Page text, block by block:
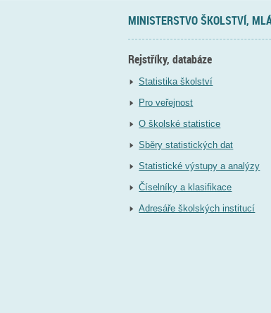
MINISTERSTVO ŠKOLSTVÍ,
Rejstříky, databáze
Statistika školství
Pro veřejnost
O školské statistice
Sběry statistických dat
Statistické výstupy a analýzy
Číselníky a klasifikace
Adresáře školských institucí